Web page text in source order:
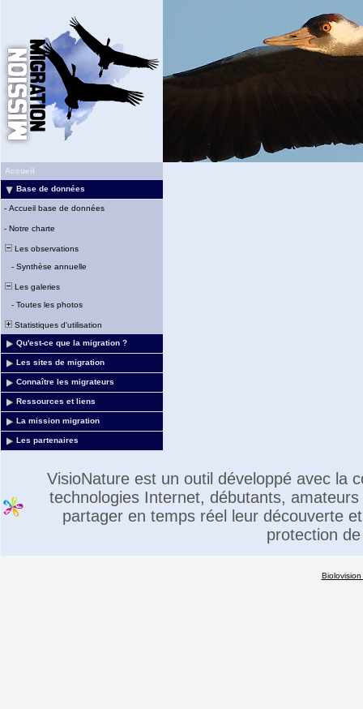
Accueil
Base de données
- Accueil base de données
- Notre charte
Les observations
- Synthèse annuelle
Les galeries
- Toutes les photos
Statistiques d'utilisation
Qu'est-ce que la migration ?
Les sites de migration
Connaître les migrateurs
Ressources et liens
La mission migration
Les partenaires
VisioNature est un outil développé avec la
technologies Internet, débutants,
partager en temps réel leur découverte
protection
Biolovision